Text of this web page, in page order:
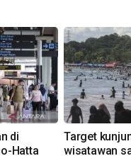
di
Hatta
Target
wisatawan